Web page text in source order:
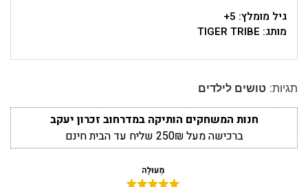
גיל מומלץ: 5+
מותג: TIGER TRIBE
תגיות: טושים לילדים
חנות המשחקים הותיקה במדרחוב זכרון יעקב
ברכישה מעל 250₪ שליח עד הבית חינם